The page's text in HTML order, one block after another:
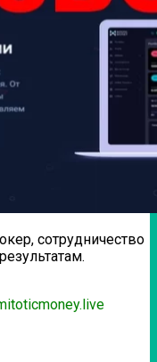
сотрудничество